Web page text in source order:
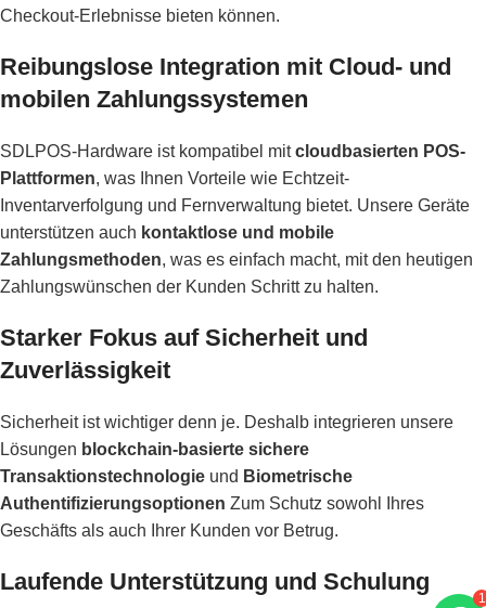
Checkout-Erlebnisse bieten können.
Reibungslose Integration mit Cloud- und
mobilen Zahlungssystemen
SDLPOS-Hardware ist kompatibel mitcloudbasierten POS-
Plattformen, was Ihnen Vorteile wie Echtzeit-
Inventarverfolgung und Fernverwaltung bietet. Unsere Geräte
unterstützen auch kontaktlose und mobile
Zahlungsmethoden, was es einfach macht, mit den heutigen
Zahlungswünschen der Kunden Schritt zu halten.
Starker Fokus auf Sicherheit und
Zuverlässigkeit
Sicherheit ist wichtiger denn je. Deshalb integrieren unsere
Lösungen blockchain-basierte sichere
Transaktionstechnologie und Biometrische
Authentifizierungsoptionen Zum Schutz sowohl Ihres
Geschäfts als auch Ihrer Kunden vor Betrug.
Laufende Unterstützung und Schulung 1